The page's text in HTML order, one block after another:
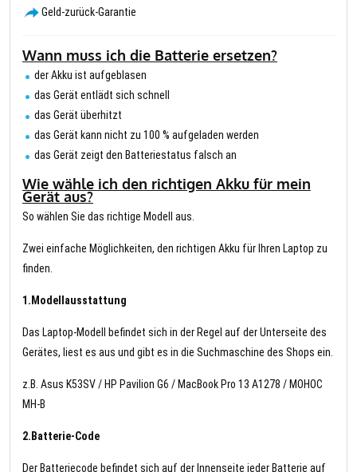
Geld-zurück-Garantie
Wann muss ich die Batterie ersetzen?
der Akku ist aufgeblasen
das Gerät entlädt sich schnell
das Gerät überhitzt
das Gerät kann nicht zu 100 % aufgeladen werden
das Gerät zeigt den Batteriestatus falsch an
Wie wähle ich den richtigen Akku für mein
Gerät aus?
So wählen Sie das richtige Modell aus.
Zwei einfache Möglichkeiten, den richtigen Akku für Ihren Laptop zu
finden.
1.Modellausstattung
Das Laptop-Modell befindet sich in der Regel auf der Unterseite des
Gerätes, liest es aus und gibt es in die Suchmaschine des Shops ein.
z.B. Asus K53SV / HP Pavilion G6 / MacBook Pro 13 A1278 / MOHOC
MH-B
2.Batterie-Code
Der Batteriecode befindet sich auf der Innenseite jeder Batterie auf